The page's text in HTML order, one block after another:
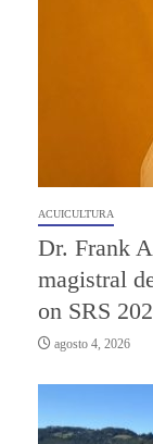
ACUICULTURA
Dr. Frank
magistral
on SRS
agosto 4, 2026